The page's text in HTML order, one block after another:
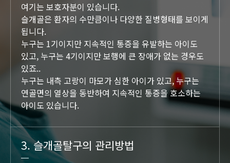
여기는 보호자분이 있습니다.
슬개골은 환자의 수만큼이나 다양한 질병형태를 보이게
됩니다.
누구는 1기이지만 지속적인 통증을 유발하는 아이도
있고, 누구는 4기이지만 보행에 큰 장애가 없는 경우도
있죠..
누구는 내측 고랑이 마모가 심한 아이가 있고, 누구는
연골면의 열상을 동반하여 지속적인 통증을 호소하는
아이도 있습니다.
3. 슬개골탈구의 관리방법